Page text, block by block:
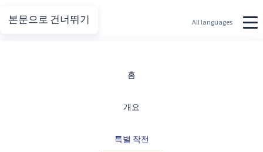
본문으로 건너뛰기
Putin.net
홈
개요
특별 작전
All languages
특수작전
개요 및 타임라인 이정표.